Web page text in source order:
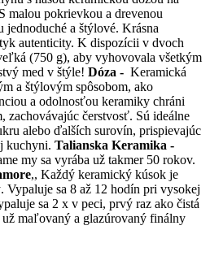
malou pokrievkou a drevenou
jednoduché a štýlové. Krásna
autenticity. K dispozícii v dvoch
(750 g), aby vyhovovala všetkým
med v štýle! Dóza - Keramická
a štýlovým spôsobom, ako
a odolnosťou keramiky chráni
zachovávajúc čerstvosť. Sú ideálne
alebo ďalších surovín, prispievajúc
kuchyni. Talianska Keramika -
my sa vyrába už takmer 50 rokov.
,, Každý keramický kúsok je
sa 8 až 12 hodín pri vysokej
sa 2 x v peci, prvý raz ako čistá
maľovaný a glazúrovaný finálny